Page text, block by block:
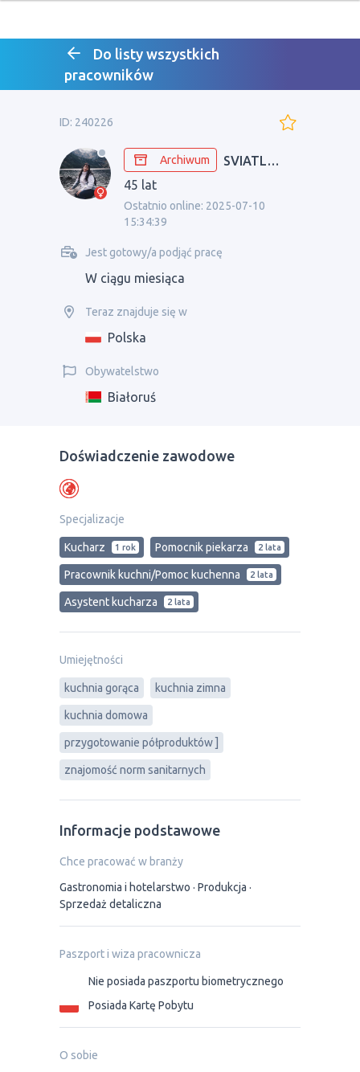
Do listy wszystkich
pracowników
ID: 240226
Archiwum
SVIATLANA
45 lat
Ostatnio online: 2025-07-10
15:34:39
Jest gotowy/a podjąć pracę
W ciągu miesiąca
Teraz znajduje się w
Polska
Obywatelstwo
Białoruś
Doświadczenie zawodowe
Specjalizacje
Kucharz 1 rok Pomocnik piekarza 2 lata
Pracownik kuchni/Pomoc kuchenna 2 lata
Asystent kucharza 2 lata
Umiejętności
kuchnia gorąca kuchnia zimna
kuchnia domowa
przygotowanie półproduktów ]
znajomość norm sanitarnych
Informacje podstawowe
Chce pracować w branży
Gastronomia i hotelarstwo
Produkcja
Sprzedaż detaliczna
Paszport i wiza pracownicza
Nie posiada paszportu biometrycznego
Posiada Kartę Pobytu
O sobie